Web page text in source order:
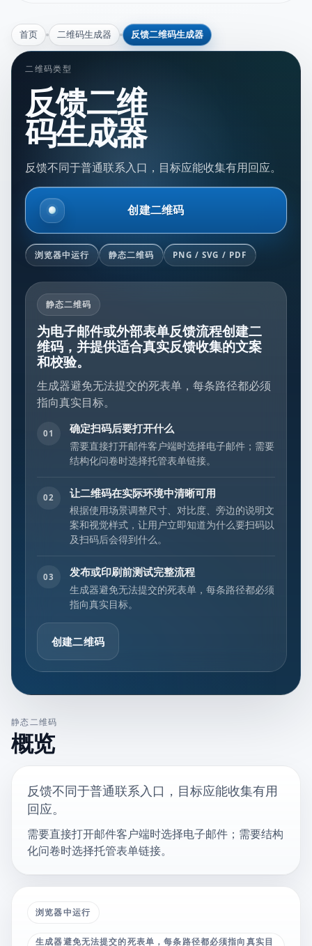
首页 二维码生成器 反馈二维码生成器
二维码类型
反馈二维
码生成器
反馈不同于普通联系入口，目标应能收集有用回应。
创建二维码
浏览器中运行 静态二维码 PNG / SVG / PDF
静态二维码
为电子邮件或外部表单反馈流程创建二
维码，并提供适合真实反馈收集的文案
和校验。
生成器避免无法提交的死表单，每条路径都必须
指向真实目标。
01 确定扫码后要打开什么
需要直接打开邮件客户端时选择电子邮件；需要
结构化问卷时选择托管表单链接。
02 让二维码在实际环境中清晰可用
根据使用场景调整尺寸、对比度、旁边的说明文
案和视觉样式，让用户立即知道为什么要扫码以
及扫码后会得到什么。
03 发布或印刷前测试完整流程
生成器避免无法提交的死表单，每条路径都必须
指向真实目标。
创建二维码
静态二维码
概览
反馈不同于普通联系入口，目标应能收集有用
回应。
需要直接打开邮件客户端时选择电子邮件；需要结构
化问卷时选择托管表单链接。
浏览器中运行
生成器避免无法提交的死表单，每条路径都必须指向真实目